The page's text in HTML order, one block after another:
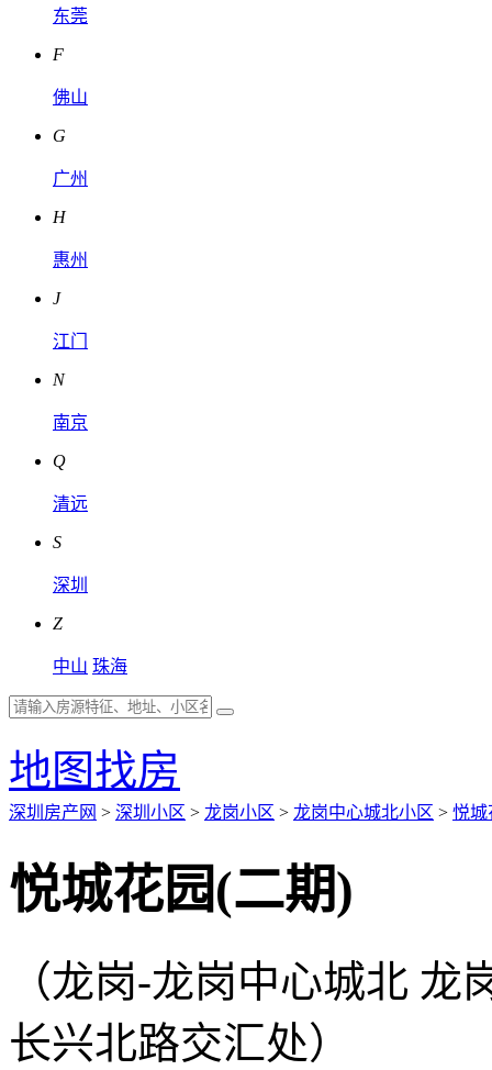
东莞
F
佛山
G
广州
H
惠州
J
江门
N
南京
Q
清远
S
深圳
Z
中山 珠海
地图找房
深圳房产网 > 深圳小区 > 龙岗小区 > 龙岗中心城北小区 > 悦城
悦城花园(二期)
（龙岗-龙岗中心城北
长兴北路交汇处）